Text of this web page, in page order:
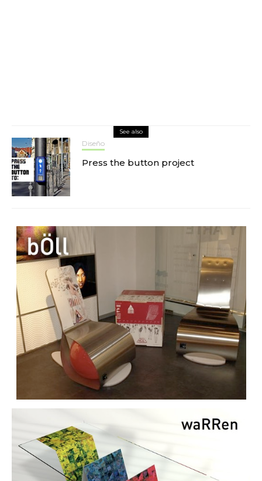
See also
Diseño
Press the button project